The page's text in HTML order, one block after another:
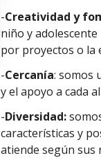
-Creatividad y
niño y
por proyectos o la
-Cercanía: somos
y el apoyo a cada
-Diversidad:
características y
atiende según sus